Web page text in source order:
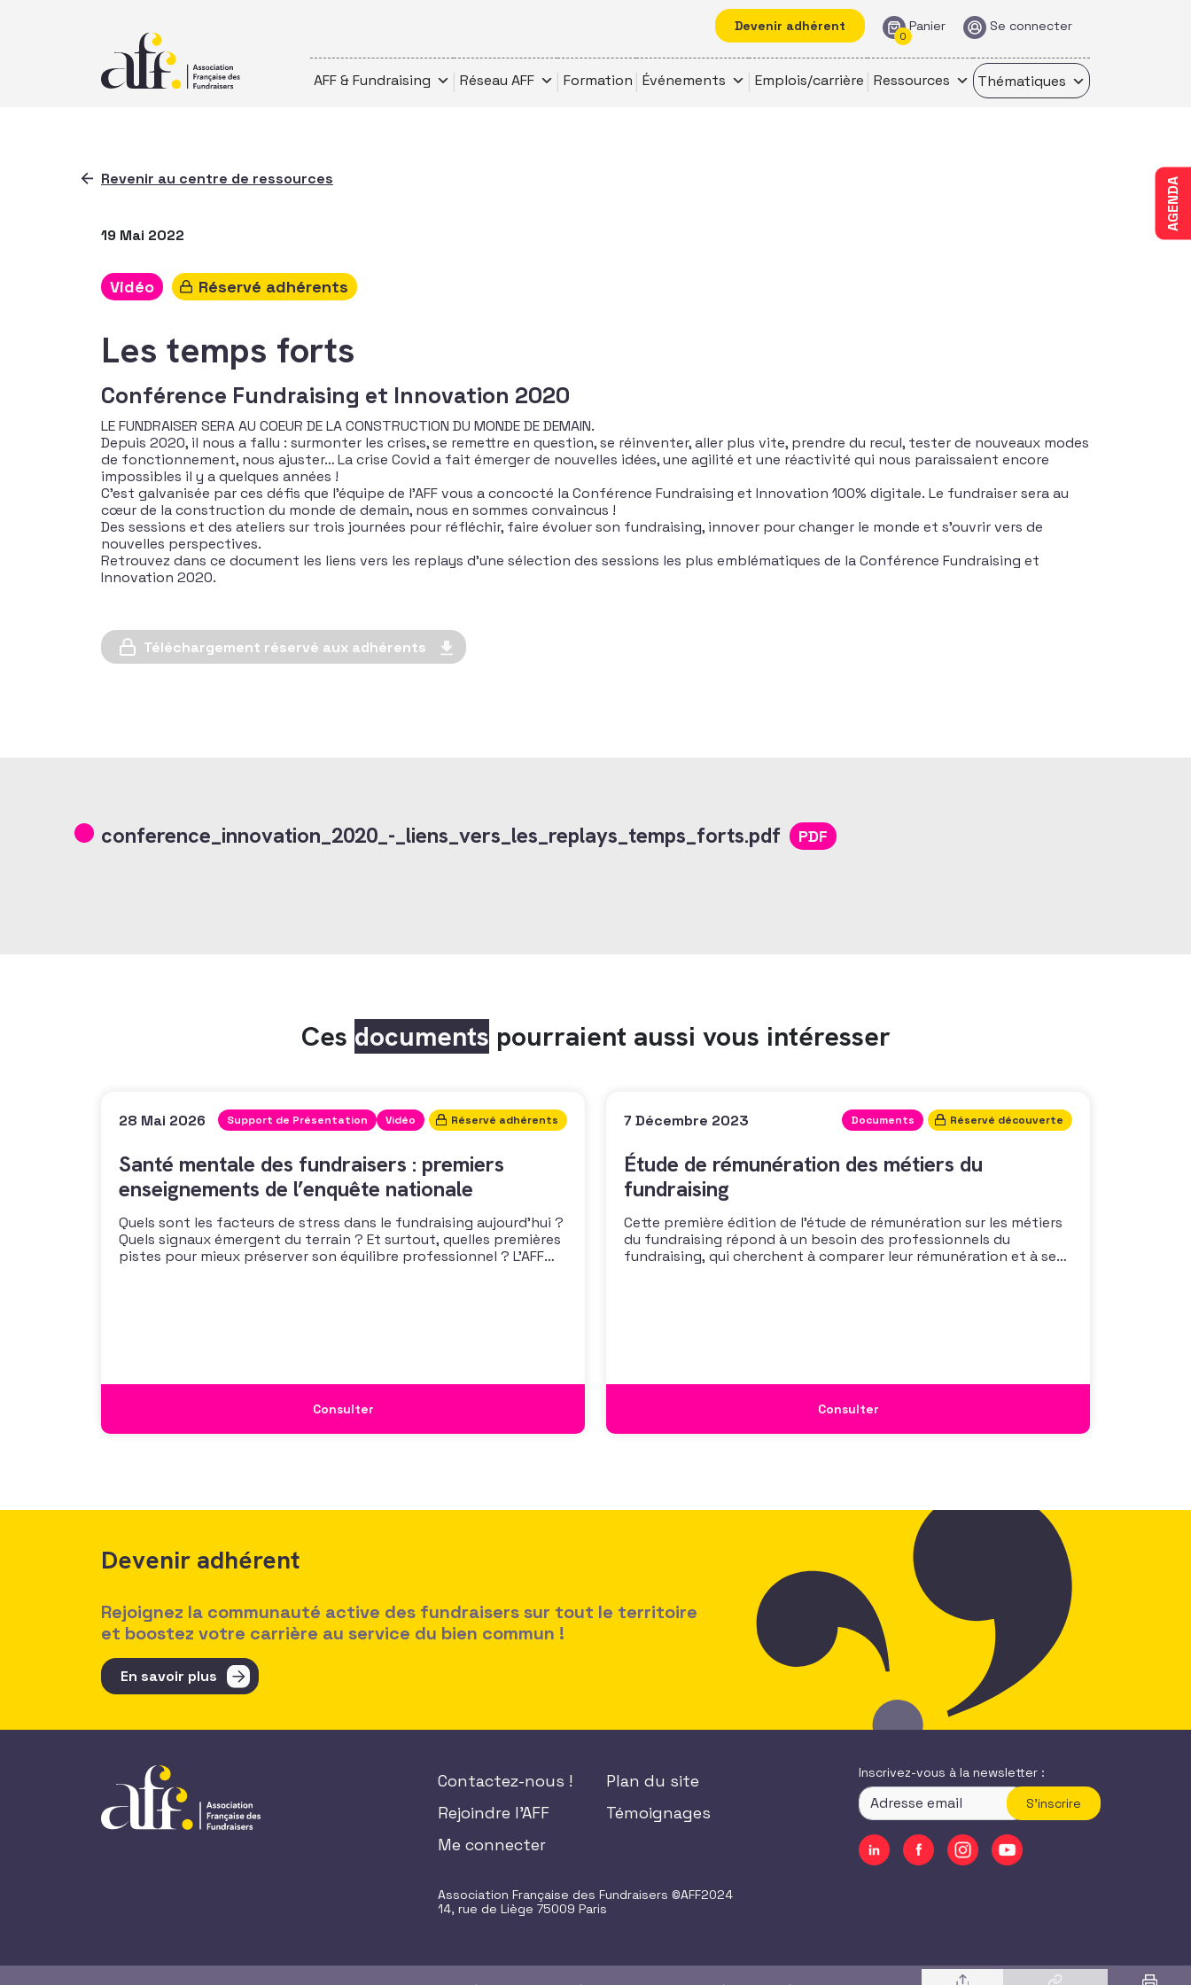
Devenir adhérent Panier
0
Se connecter
AFF & Fundraising Réseau AFF Formation Événements Emplois/carrière Ressources Thématiques
AGENDA
Revenir au centre de ressources
19 Mai 2022
Vidéo Réservé adhérents
Les temps forts
Conférence Fundraising et Innovation 2020
LE FUNDRAISER SERA AU COEUR DE LA CONSTRUCTION DU MONDE DE DEMAIN.
Depuis 2020, il nous a fallu : surmonter les crises, se remettre en question, se réinventer, aller plus vite, prendre du recul, tester de nouveaux modes
de fonctionnement, nous ajuster… La crise Covid a fait émerger de nouvelles idées, une agilité et une réactivité qui nous paraissaient encore
impossibles il y a quelques années !
C’est galvanisée par ces défis que l’équipe de l’AFF vous a concocté la Conférence Fundraising et Innovation 100% digitale. Le fundraiser sera au
cœur de la construction du monde de demain, nous en sommes convaincus !
Des sessions et des ateliers sur trois journées pour réfléchir, faire évoluer son fundraising, innover pour changer le monde et s’ouvrir vers de
nouvelles perspectives.
Retrouvez dans ce document les liens vers les replays d’une sélection des sessions les plus emblématiques de la Conférence Fundraising et
Innovation 2020.
Téléchargement réservé aux adhérents
conference_innovation_2020_-_liens_vers_les_replays_temps_forts.pdf PDF
Ces documents pourraient aussi vous intéresser
28 Mai 2026 Support de Présentation Vidéo Réservé adhérents
Santé mentale des fundraisers : premiers
enseignements de l’enquête nationale
Quels sont les facteurs de stress dans le fundraising aujourd’hui ?
Quels signaux émergent du terrain ? Et surtout, quelles premières
pistes pour mieux préserver son équilibre professionnel ? L’AFF
Consulter
7 Décembre 2023 Documents Réservé découverte
Étude de rémunération des métiers du
fundraising
Cette première édition de l’étude de rémunération sur les métiers
du fundraising répond à un besoin des professionnels du
fundraising, qui cherchent à comparer leur rémunération et à se
Consulter
Devenir adhérent
Rejoignez la communauté active des fundraisers sur tout le territoire
et boostez votre carrière au service du bien commun !
En savoir plus
Contactez-nous !
Rejoindre l'AFF
Me connecter
Plan du site
Témoignages
Association Française des Fundraisers ©AFF2024
14, rue de Liège 75009 Paris
Inscrivez-vous à la newsletter :
S'inscrire